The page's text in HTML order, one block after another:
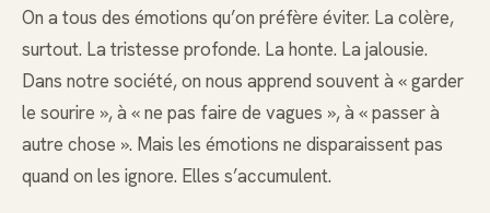
On a tous des émotions qu’on préfère éviter. La colère,
surtout. La tristesse profonde. La honte. La jalousie.
Dans notre société, on nous apprend souvent à « garder
le sourire », à « ne pas faire de vagues », à « passer à
autre chose ». Mais les émotions ne disparaissent pas
quand on les ignore. Elles s’accumulent.